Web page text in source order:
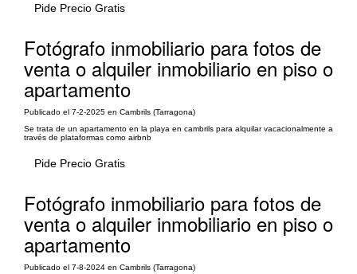
Pide Precio Gratis
Fotógrafo inmobiliario para fotos de
venta o alquiler inmobiliario en piso o
apartamento
Publicado el 7-2-2025 en Cambrils (Tarragona)
Se trata de un apartamento en la playa en cambrils para alquilar vacacionalmente a
través de plataformas como airbnb
Pide Precio Gratis
Fotógrafo inmobiliario para fotos de
venta o alquiler inmobiliario en piso o
apartamento
Publicado el 7-8-2024 en Cambrils (Tarragona)